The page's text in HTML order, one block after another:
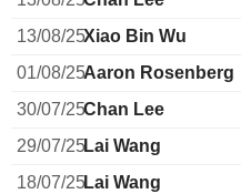
13/08/25Xiao Bin Wu
01/08/25Aaron Rosenberg
30/07/25Chan Lee
29/07/25Lai Wang
18/07/25Lai Wang